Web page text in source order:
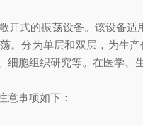
开式的振荡设备。该设备
。分为单层和双层，为生
细胞组织研究等。在医学、
事项如下：